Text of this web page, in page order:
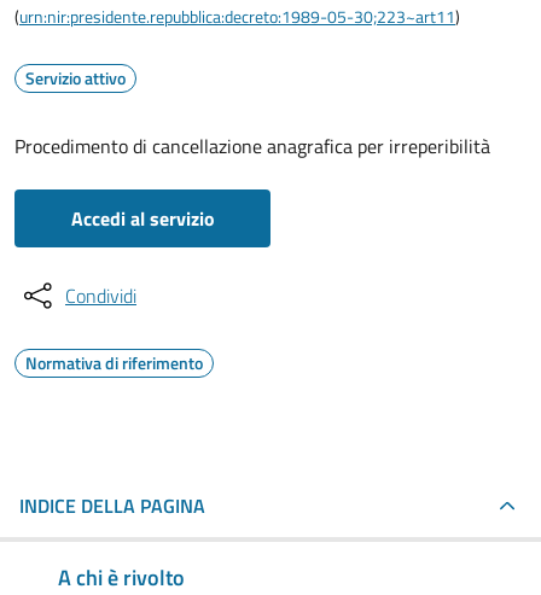
(urn:nir:presidente.repubblica:decreto:1989-05-30;223~art11)
Servizio attivo
Procedimento di cancellazione anagrafica per irreperibilità
Accedi al servizio
Condividi
Normativa di riferimento
INDICE DELLA PAGINA
A chi è rivolto